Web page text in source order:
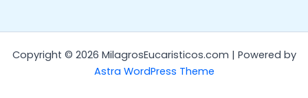
Copyright © 2026 MilagrosEucaristicos.com | Powered by
Astra WordPress Theme